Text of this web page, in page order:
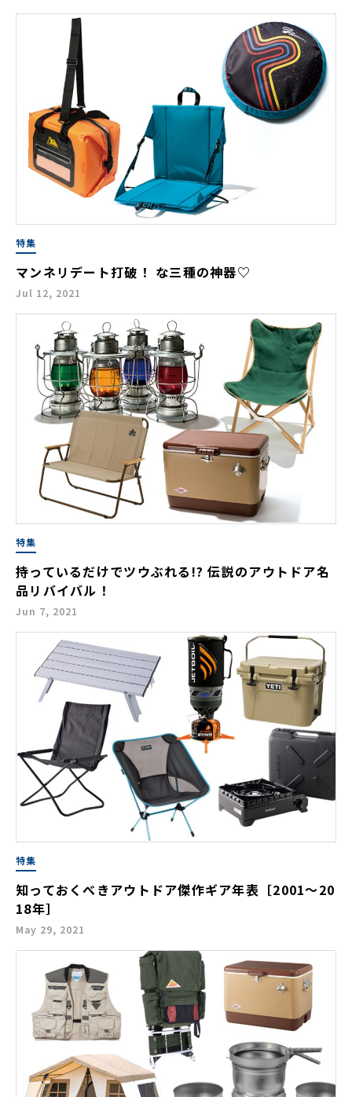
特集
マンネリデート打破！ な三種の神器♡
Jul 12, 2021
特集
持っているだけでツウぶれる!? 伝説のアウトドア名
品リバイバル！
Jun 7, 2021
特集
知っておくべきアウトドア傑作ギア年表［2001〜20
18年］
May 29, 2021